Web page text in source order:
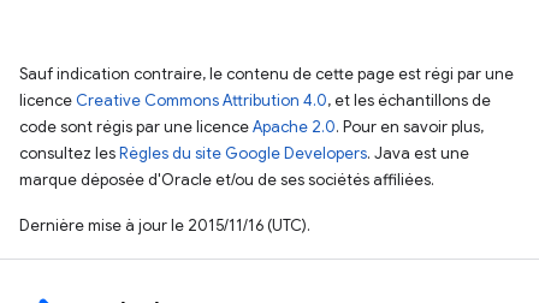
Sauf indication contraire, le contenu de cette page est régi par une
licence Creative Commons Attribution 4.0, et les échantillons de
code sont régis par une licenceApache 2.0. Pour en savoir plus,
consultez lesRègles du site Google Developers. Java est une
marque déposée d'Oracle et/ou de ses sociétés affiliées.
Dernière mise à jour le 2015/11/16 (UTC).